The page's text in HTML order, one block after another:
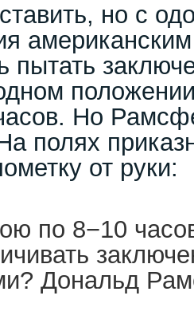
но с
пытать
Но
полях
от руки:
по 8−10
Дональд